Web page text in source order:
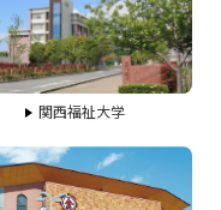
関西福祉大学